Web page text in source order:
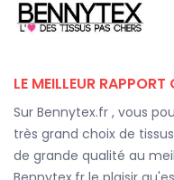
LE MEILLEUR
Sur Bennytex.fr , vous
très grand choix de
de grande qualité au